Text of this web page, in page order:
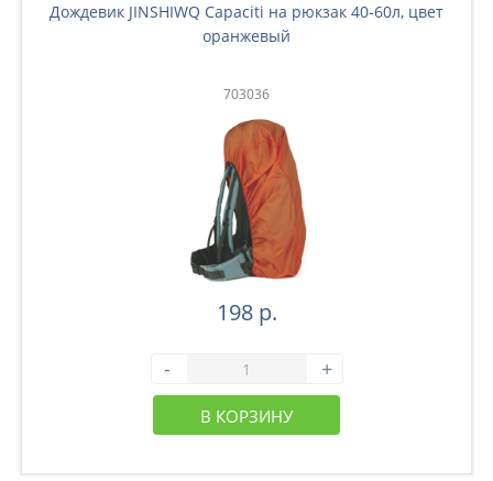
Дождевик JINSHIWQ Capaciti на рюкзак 40-60л, цвет
оранжевый
703036
198 р.
- +
В КОРЗИНУ